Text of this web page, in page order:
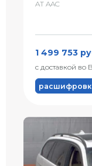
AT AAC
1 499 753
с доставкой во